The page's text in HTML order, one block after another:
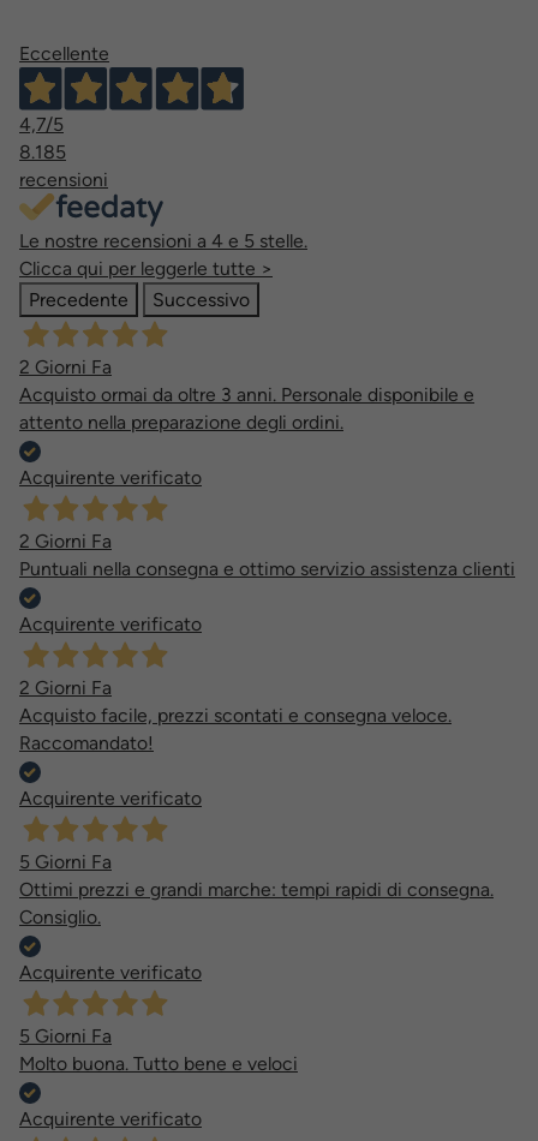
Eccellente
4,7/5
8.185
recensioni
Le nostre recensioni a 4 e 5 stelle.
Clicca qui per leggerle tutte >
Precedente
Successivo
2 Giorni Fa
Acquisto ormai da oltre 3 anni. Personale disponibile e
attento nella preparazione degli ordini.
Acquirente verificato
2 Giorni Fa
Puntuali nella consegna e ottimo servizio assistenza clienti
Acquirente verificato
2 Giorni Fa
Acquisto facile, prezzi scontati e consegna veloce.
Raccomandato!
Acquirente verificato
5 Giorni Fa
Ottimi prezzi e grandi marche: tempi rapidi di consegna.
Consiglio.
Acquirente verificato
5 Giorni Fa
Molto buona. Tutto bene e veloci
Acquirente verificato